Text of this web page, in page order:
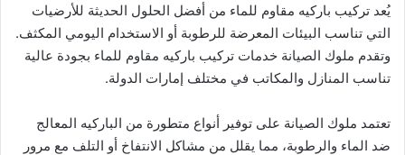
يُعد تركيب باركيه مقاوم للماء من أفضل الحلول الحديثة للأرضيات
التي تناسب البيئات المعرضة للرطوبة أو الاستخدام اليومي المكثف.
وتقدم ملوك الصيانة خدمات تركيب باركيه مقاوم للماء بجودة عالية
تناسب المنازل والمكاتب في مختلف إمارات الدولة.
تعتمد ملوك الصيانة على توفير أنواع متطورة من الباركيه المعالج
ضد الماء والرطوبة، مما يقلل من مشاكل الانتفاخ أو التلف مع مرور